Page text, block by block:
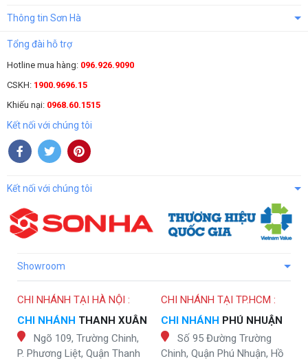
Thông tin Sơn Hà
Tổng đài hỗ trợ
Hotline mua hàng: 096.926.9090
CSKH: 1900.9696.15
Khiếu nại: 0968.60.1515
Kết nối với chúng tôi
Kết nối với chúng tôi
Showroom
CHI NHÁNH TẠI HÀ NỘI :
CHI NHÁNH THANH XUÂN
Ngõ 109, Trường Chinh,
P. Phương Liệt, Quận Thanh
CHI NHÁNH TẠI TP.HCM :
CHI NHÁNH PHÚ NHUẬN
Số 95 Đường Trường
Chinh, Quận Phú Nhuận, Hồ